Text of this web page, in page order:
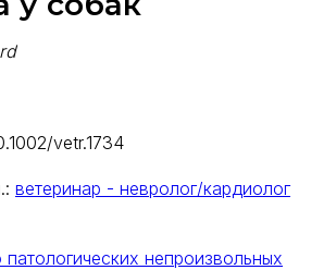
vetr.1734
ветеринар - невролог/кардиолог
непроизвольных